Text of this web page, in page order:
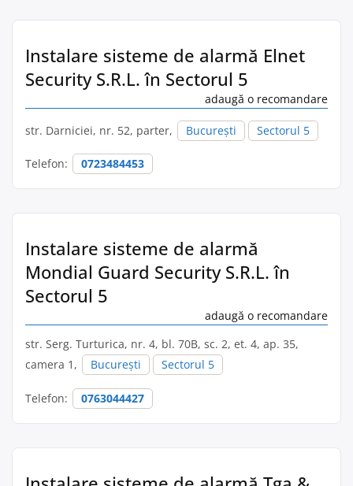
Instalare sisteme de alarmă Elnet
Security S.R.L. în Sectorul 5
adaugă o recomandare
str. Darniciei, nr. 52, parter, București Sectorul 5
Telefon: 0723484453
Instalare sisteme de alarmă
Mondial Guard Security S.R.L. în
Sectorul 5
adaugă o recomandare
str. Serg. Turturica, nr. 4, bl. 70B, sc. 2, et. 4, ap. 35,
camera 1,
București Sectorul 5
Telefon: 0763044427